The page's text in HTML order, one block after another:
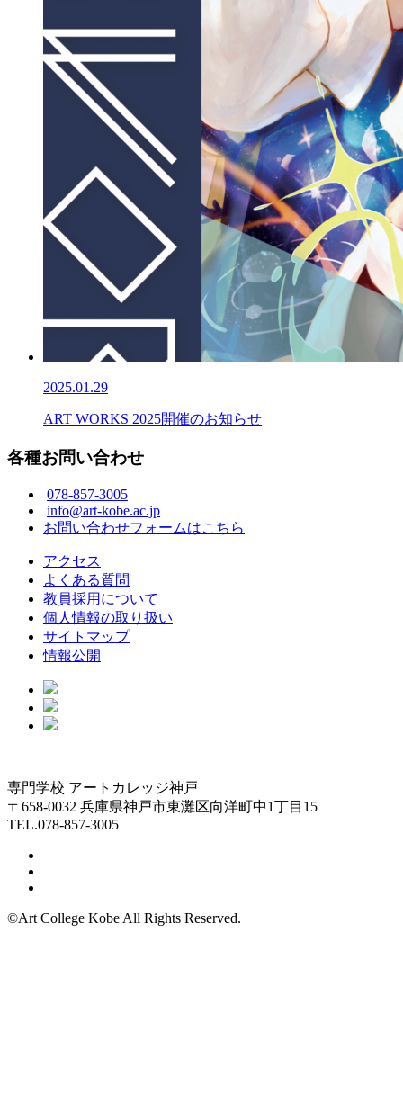
2025.01.29
ART WORKS 2025開催のお知らせ
各種お問い合わせ
078-857-3005
info@art-kobe.ac.jp
お問い合わせフォームはこちら
アクセス
よくある質問
教員採用について
個人情報の取り扱い
サイトマップ
情報公開
専門学校 アートカレッジ神戸
〒658-0032 兵庫県神戸市東灘区向洋町中1丁目15
TEL.078-857-3005
©Art College Kobe All Rights Reserved.